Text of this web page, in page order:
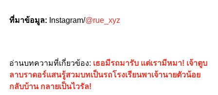
ที่มาข้อมูล: Instagram/@rue_xyz
อ่านบทความที่เกี่ยวข้อง: เธอมีรถมารับ แต่เรามีหมา! เจ้าตูบ
ลาบราดอร์แสนรู้สวมบทเป็นรถโรงเรียนพาเจ้านายตัวน้อย
กลับบ้าน กลายเป็นไวรัล!